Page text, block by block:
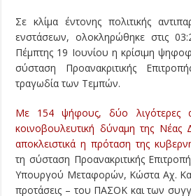
Σε κλίμα έντονης πολιτικής
ενστάσεων, ολοκληρώθηκε στις
Πέμπτης 19 Ιουνίου η κρίσιμη
σύσταση Προανακριτικής
τραγωδία των Τεμπών.
Με 154 ψήφους, δύο λιγότερες
κοινοβουλευτική δύναμη της Νέας
αποκλειστικά η πρόταση της
τη σύσταση Προανακριτικής
Υπουργού Μεταφορών, Κώστα Αχ.
προτάσεις – του ΠΑΣΟΚ και των